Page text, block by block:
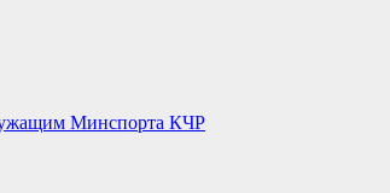
Минспорта КЧР